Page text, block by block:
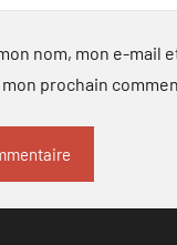
nom, mon e-mail
prochain